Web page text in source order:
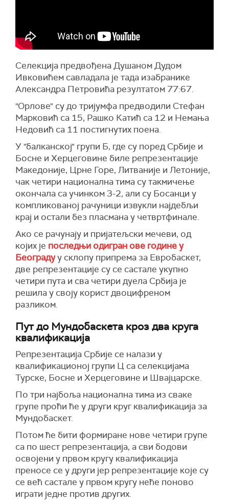
Селекција предвођена Душаном Дудом
Ивковићем савладала је тада изабранике
Александра Петровића резултатом 77:67.
"Орлове" су до тријумфа предводили Стефан
Марковић са 15, Рашко Катић са 12 и Немања
Недовић са 11 постигнутих поена.
У "балканској" групи Б, где су поред Србије и
Босне и Херцеговине биле репрезентације
Македоније, Црне Горе, Литваније и Летоније,
чак четири национална тима су такмичење
окончала са учинком 3-2, али су Босанци у
компликованој рачуници извукли најдебљи
крај и остали без пласмана у четвртфинале.
Ако се рачунају и пријатељски мечеви, од
којих је последњи одигран ове године у
Београдуу склопу припрема за Евробаскет,
две репрезентације су се састале укупно
четири пута и сва четири дуела Србија је
решила у своју корист двоцифреном
разликом.
Пут до Мундобаскета кроз два круга
квалификација
Репрезентација Србије се налази у
квалификационој групи Ц са селекцијама
Турске, Босне и Херцеговине и Швајцарске.
По три најбоља национална тима из сваке
групе проћи ће у други круг квалификација за
Мундобаскет.
Потом ће бити формиране нове четири групе
са по шест репрезентација, а сви бодови
освојени у првом кругу квалификација
преносе се у други јер репрезентације које су
се већ састале у првом кругу неће поново
играти једне против других.